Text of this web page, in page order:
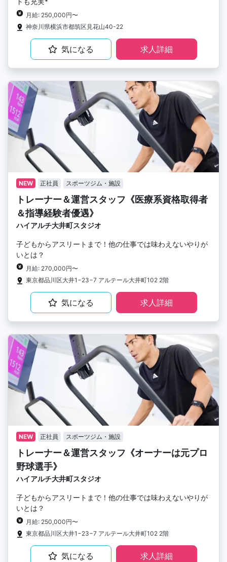
月給: 250,000円〜
神奈川県横浜市都筑区見花山40-22
気になる 求人詳細
NEW 正社員 スポーツジム・施設
トレーナー＆運営スタッフ《医療系資格取得者
＆指導経験者優遇》
ハイアルチ大井町スタジオ
子どもからアスリートまで！他の仕事では味わえないやりが
いとは？
月給: 270,000円〜
東京都品川区大井1−23−7 アルテール大井町102 2階
気になる 求人詳細
NEW 正社員 スポーツジム・施設
トレーナー＆運営スタッフ《オーナーは元プロ
野球選手》
ハイアルチ大井町スタジオ
子どもからアスリートまで！他の仕事では味わえないやりが
いとは？
月給: 250,000円〜
東京都品川区大井1−23−7 アルテール大井町102 2階
気になる 求人詳細